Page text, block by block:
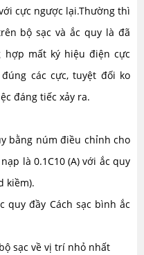
cực ngược lại.Thường thì
bộ sạc và ắc quy là đã
hợp mất ký hiệu điện cực
các cực, tuyệt đối ko
đáng tiếc xảy ra.
bằng núm điều chỉnh cho
là 0.1C10 (A) với ắc quy
kiềm).
quy đầy Cách sạc bình ắc
sạc về vị trí nhỏ nhất